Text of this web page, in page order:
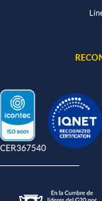
CER367540